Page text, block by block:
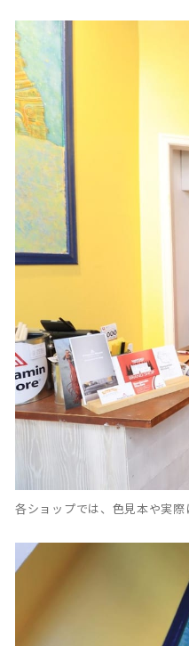
各ショップでは、色見本や実際